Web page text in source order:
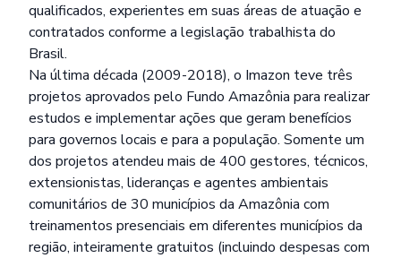
qualificados, experientes em suas áreas de atuação e
contratados conforme a legislação trabalhista do
Brasil.
Na última década (2009-2018), o Imazon teve três
projetos aprovados pelo Fundo Amazônia para realizar
estudos e implementar ações que geram benefícios
para governos locais e para a população. Somente um
dos projetos atendeu mais de 400 gestores, técnicos,
extensionistas, lideranças e agentes ambientais
comunitários de 30 municípios da Amazônia com
treinamentos presenciais em diferentes municípios da
região, inteiramente gratuitos (incluindo despesas com